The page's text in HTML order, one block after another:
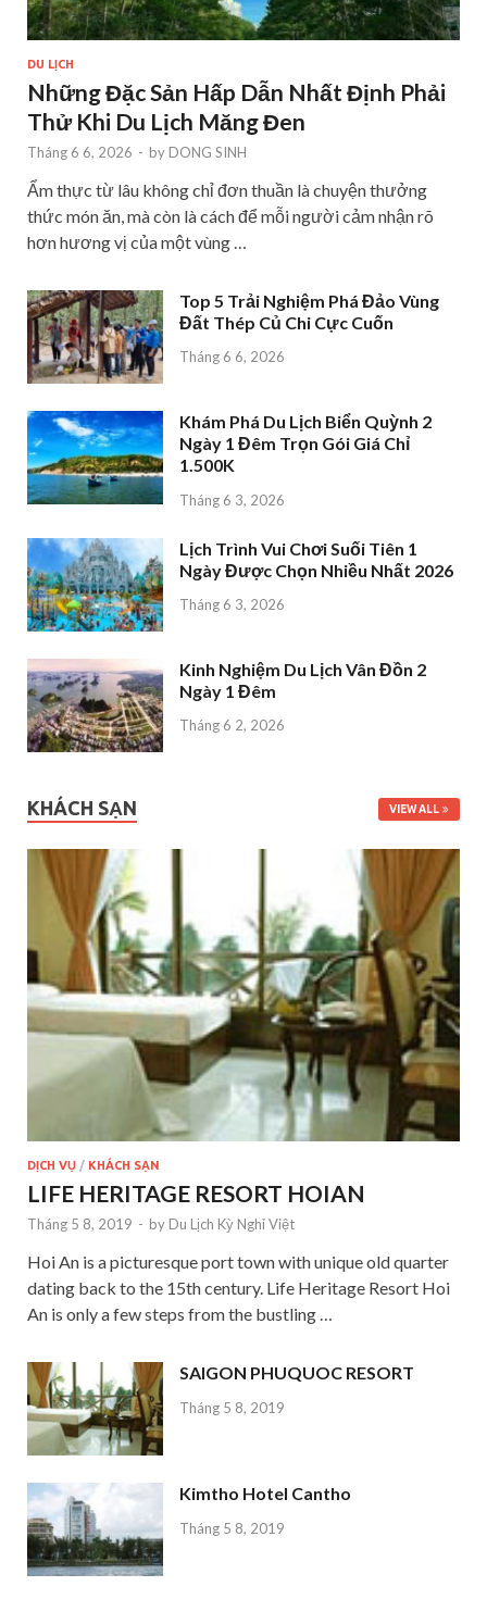
DU LỊCH
Những Đặc Sản Hấp Dẫn Nhất Định Phải
Thử Khi Du Lịch Măng Đen
Tháng 6 6, 2026 - by DONG SINH
Ẩm thực từ lâu không chỉ đơn thuần là chuyện thưởng
thức món ăn, mà còn là cách để mỗi người cảm nhận rõ
hơn hương vị của một vùng …
Top 5 Trải Nghiệm Phá Đảo Vùng
Đất Thép Củ Chi Cực Cuốn
Tháng 6 6, 2026
Khám Phá Du Lịch Biển Quỳnh 2
Ngày 1 Đêm Trọn Gói Giá Chỉ
1.500K
Tháng 6 3, 2026
Lịch Trình Vui Chơi Suối Tiên 1
Ngày Được Chọn Nhiều Nhất 2026
Tháng 6 3, 2026
Kinh Nghiệm Du Lịch Vân Đồn 2
Ngày 1 Đêm
Tháng 6 2, 2026
KHÁCH SẠN VIEW ALL
DỊCH VỤ / KHÁCH SẠN
LIFE HERITAGE RESORT HOIAN
Tháng 5 8, 2019 - by Du Lịch Kỳ Nghỉ Việt
Hoi An is a picturesque port town with unique old quarter
dating back to the 15th century. Life Heritage Resort Hoi
An is only a few steps from the bustling …
SAIGON PHUQUOC RESORT
Tháng 5 8, 2019
Kimtho Hotel Cantho
Tháng 5 8, 2019